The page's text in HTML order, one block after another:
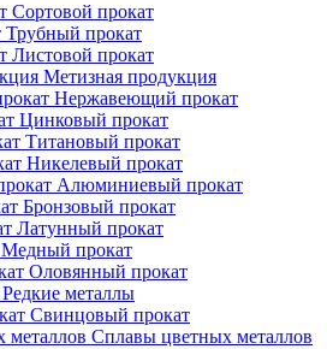
Сортовой прокат
Трубный прокат
Листовой прокат
Метизная продукция
Нержавеющий прокат
Цинковый прокат
Титановый прокат
Никелевый прокат
Алюминиевый прокат
Бронзовый прокат
Латунный прокат
Медный прокат
Оловянный прокат
Редкие металлы
Свинцовый прокат
Сплавы цветных металлов